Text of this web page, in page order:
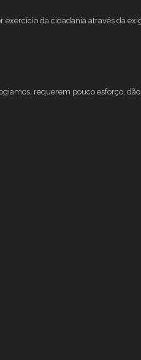
da cidadania através da
requerem pouco esforço,